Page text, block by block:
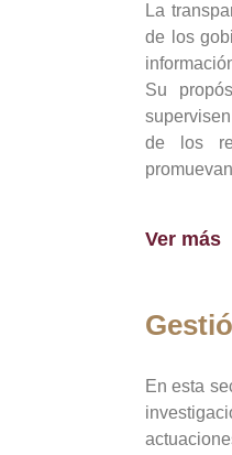
La
de los
Su
de los
Ver más
En esta